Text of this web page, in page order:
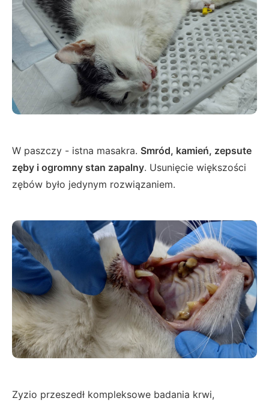
W paszczy - istna masakra. Smród, kamień, zepsute
zęby i ogromny stan zapalny. Usunięcie większości
zębów było jedynym rozwiązaniem.
Zyzio przeszedł kompleksowe badania krwi,